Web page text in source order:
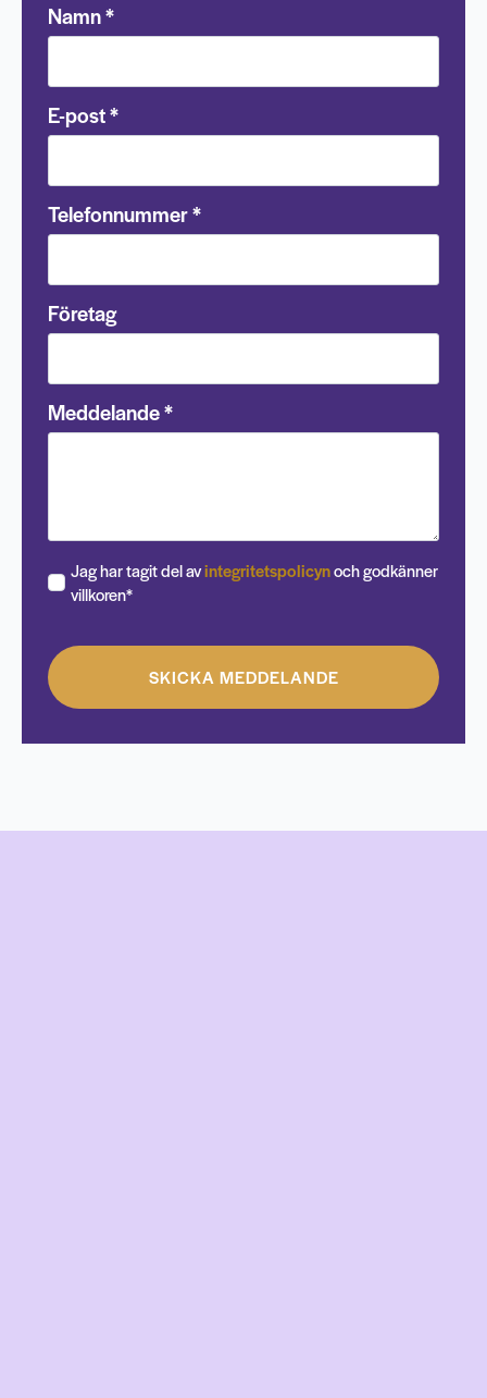
Namn*
E-post*
Telefonnummer*
Företag
Meddelande*
Jag har tagit del avintegritetspolicynoch godkänner
villkoren*
SKICKA MEDDELANDE